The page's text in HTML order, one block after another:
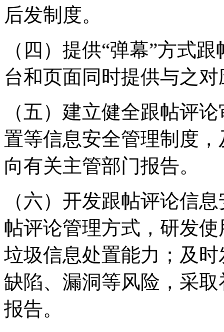
后发制度。
（四）提供“弹幕”方式
台和页面同时提供与之
（五）建立健全跟帖评
置等信息安全管理制度
向有关主管部门报告。
（六）开发跟帖评论信
帖评论管理方式，研发
垃圾信息处置能力；及
缺陷、漏洞等风险，采
报告。